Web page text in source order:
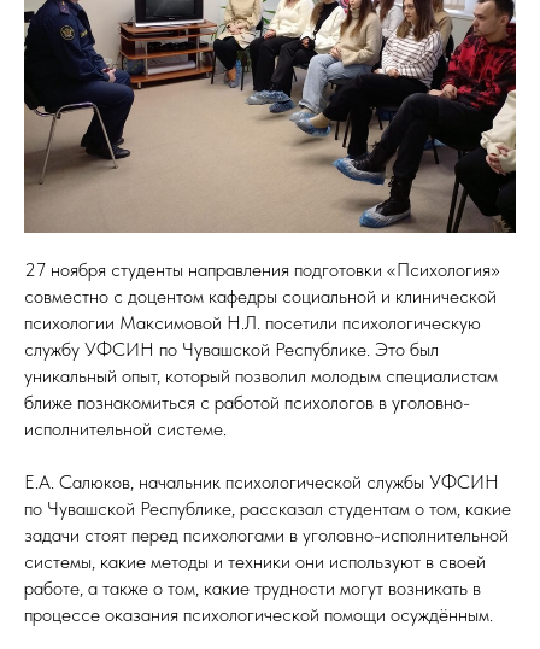
27 ноября студенты направления подготовки «Психология»
совместно с доцентом кафедры социальной и клинической
психологии Максимовой Н.Л. посетили психологическую
службу УФСИН по Чувашской Республике. Это был
уникальный опыт, который позволил молодым специалистам
ближе познакомиться с работой психологов в уголовно-
исполнительной системе.
Е.А. Салюков, начальник психологической службы УФСИН
по Чувашской Республике, рассказал студентам о том, какие
задачи стоят перед психологами в уголовно-исполнительной
системы, какие методы и техники они используют в своей
работе, а также о том, какие трудности могут возникать в
процессе оказания психологической помощи осуждённым.